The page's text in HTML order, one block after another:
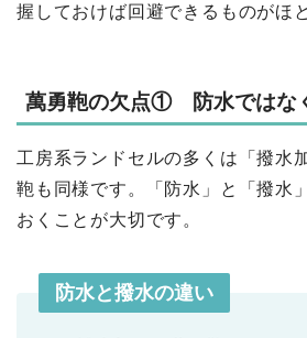
握しておけば回避できるものがほ
萬勇鞄の欠点① 防水ではな
工房系ランドセルの多くは「撥水
鞄も同様です。「防水」と「撥水
おくことが大切です。
防水と撥水の違い